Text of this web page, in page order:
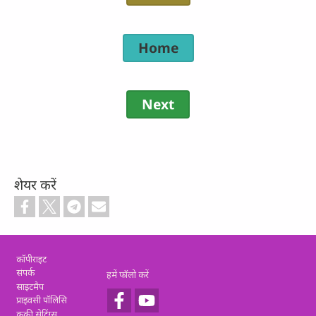
Home
Next
शेयर करें
Footer
कॉपीराइट
संपर्क
साइटमैप
प्राइवसी पॉलिसि
हमें फॉलो करें